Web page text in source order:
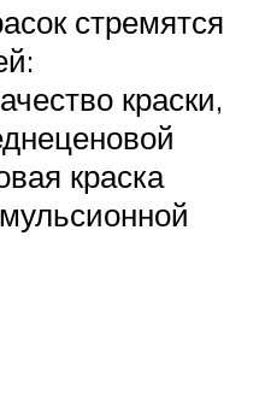
стремятся
краски,
краска